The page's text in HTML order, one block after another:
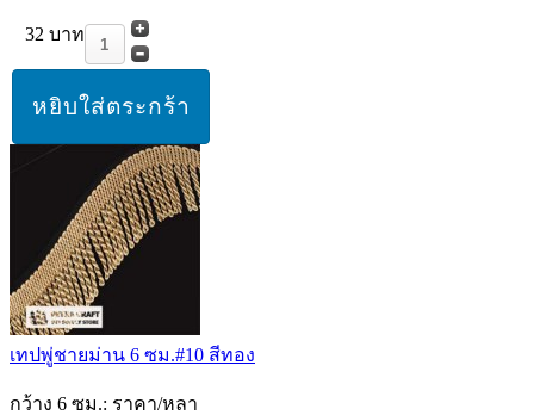
32 บาท
เทปพู่ชายม่าน 6 ซม.#10 สีทอง
กว้าง 6 ซม.: ราคา/หลา